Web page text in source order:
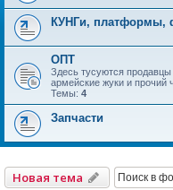
КУНГи, платформы,
ОПТ
Здесь тусуются продавцы
армейские жуки и прочий
Темы: 4
Запчасти
Новая тема